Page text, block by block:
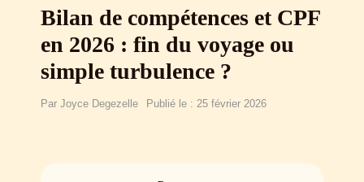
Nos formations
Documentation du logiciel
L’équipe
Bilan de compétences et CPF
en 2026 : fin du voyage ou
simple turbulence ?
Par Joyce Degezelle Publié le : 25 février 2026